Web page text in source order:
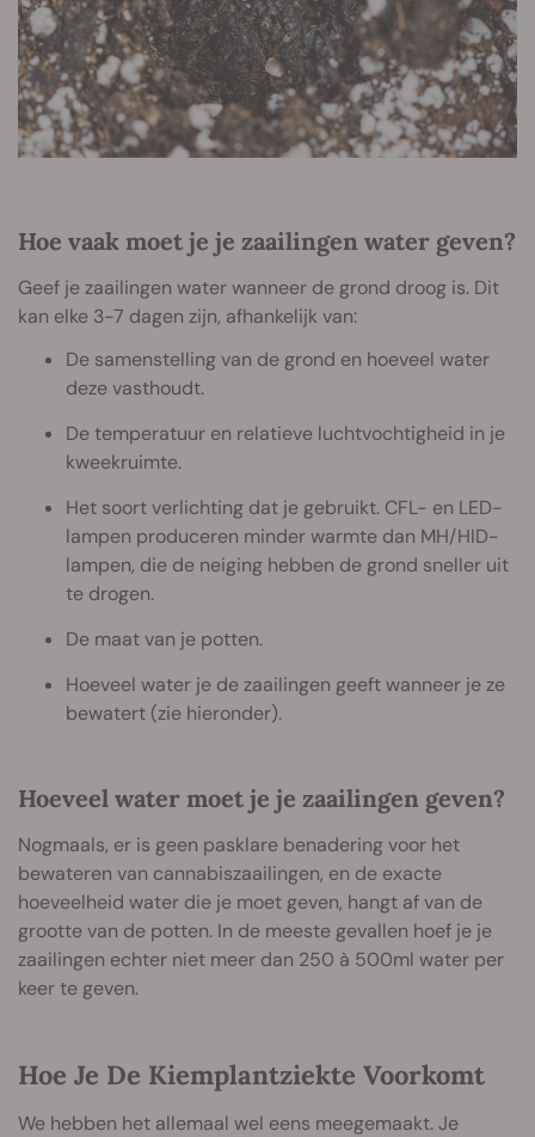
Hoe vaak moet je je zaailingen water geven?
Geef je zaailingen water wanneer de grond droog is. Dit
kan elke 3-7 dagen zijn, afhankelijk van:
De samenstelling van de grond en hoeveel water
deze vasthoudt.
De temperatuur en relatieve luchtvochtigheid in je
kweekruimte.
Het soort verlichting dat je gebruikt. CFL- en LED-
lampen produceren minder warmte dan MH/HID-
lampen, die de neiging hebben de grond sneller uit
te drogen.
De maat van je potten.
Hoeveel water je de zaailingen geeft wanneer je ze
bewatert (zie hieronder).
Hoeveel water moet je je zaailingen geven?
Nogmaals, er is geen pasklare benadering voor het
bewateren van cannabiszaailingen, en de exacte
hoeveelheid water die je moet geven, hangt af van de
grootte van de potten. In de meeste gevallen hoef je je
zaailingen echter niet meer dan 250 à 500ml water per
keer te geven.
Hoe Je De Kiemplantziekte Voorkomt
We hebben het allemaal wel eens meegemaakt. Je